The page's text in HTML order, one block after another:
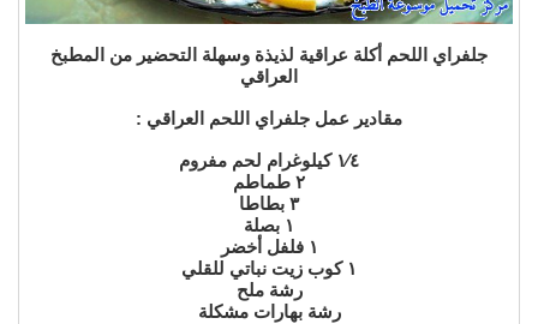
جلفراي اللحم أكلة عراقية لذيذة وسهلة التحضير من المطبخ
العراقي
مقادير عمل جلفراي اللحم العراقي :
١⁄٤ كيلوغرام لحم مفروم
٢ طماطم
٣ بطاطا
١ بصلة
١ فلفل أخضر
١ كوب زيت نباتي للقلي
رشة ملح
رشة بهارات مشكلة